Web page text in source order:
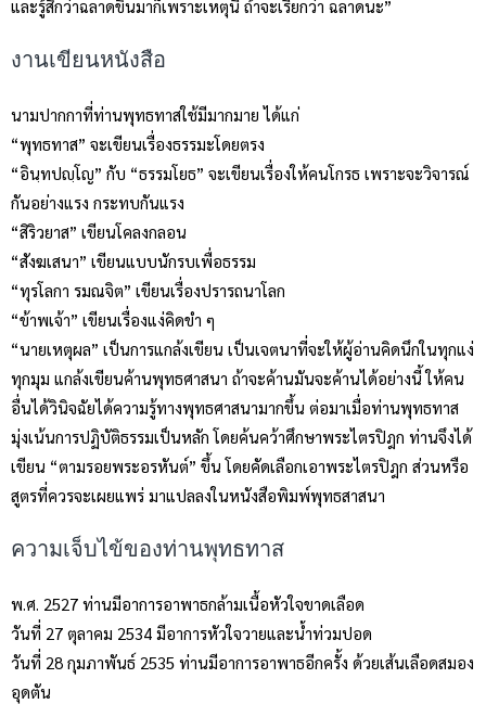
และรู้สึกว่าฉลาดขึ้นมาก็เพราะเหตุนี้ ถ้าจะเรียกว่า ฉลาดนะ”
งานเขียนหนังสือ
นามปากกาที่ท่านพุทธทาสใช้มีมากมาย ได้แก่
“พุทธทาส” จะเขียนเรื่องธรรมะโดยตรง
“อินฺทปญฺโญ” กับ “ธรรมโยธ” จะเขียนเรื่องให้คนโกรธ เพราะจะวิจารณ์
กันอย่างแรง กระทบกันแรง
“สิริวยาส” เขียนโคลงกลอน
“สังฆเสนา” เขียนแบบนักรบเพื่อธรรม
“ทุรโลกา รมณจิต” เขียนเรื่องปรารถนาโลก
“ข้าพเจ้า” เขียนเรื่องแง่คิดขำ ๆ
“นายเหตุผล” เป็นการแกล้งเขียน เป็นเจตนาที่จะให้ผู้อ่านคิดนึกในทุกแง่
ทุกมุม แกล้งเขียนค้านพุทธศาสนา ถ้าจะค้านมันจะค้านได้อย่างนี้ ให้คน
อื่นได้วินิจฉัยได้ความรู้ทางพุทธศาสนามากขึ้น ต่อมาเมื่อท่านพุทธทาส
มุ่งเน้นการปฏิบัติธรรมเป็นหลัก โดยค้นคว้าศึกษาพระไตรปิฎก ท่านจึงได้
เขียน “ตามรอยพระอรหันต์” ขึ้น โดยคัดเลือกเอาพระไตรปิฎก ส่วนหรือ
สูตรที่ควรจะเผยแพร่ มาแปลลงในหนังสือพิมพ์พุทธสาสนา
ความเจ็บไข้ของท่านพุทธทาส
พ.ศ. 2527 ท่านมีอาการอาพาธกล้ามเนื้อหัวใจขาดเลือด
วันที่ 27 ตุลาคม 2534 มีอาการหัวใจวายและน้ำท่วมปอด
วันที่ 28 กุมภาพันธ์ 2535 ท่านมีอาการอาพาธอีกครั้ง ด้วยเส้นเลือดสมอง
อุดตัน